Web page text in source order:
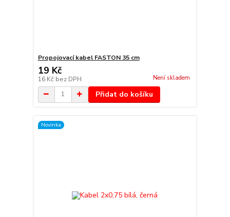
Propojovací kabel FASTON 35 cm
19 Kč
16 Kč bez DPH Není skladem
Přidat do košíku
Novinka